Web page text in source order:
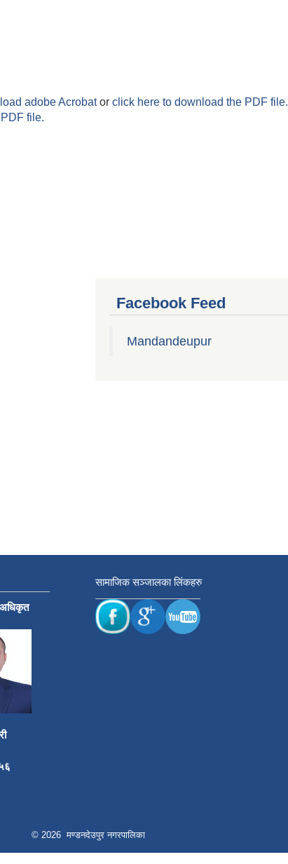
adobe Acrobator click here to download the PDF file.
file.
Facebook Feed
Mandandeupur
अधिकृत
सामाजिक सञ्जालका लिंकहरु
© 2026 मण्डनदेउपुर नगरपालिका